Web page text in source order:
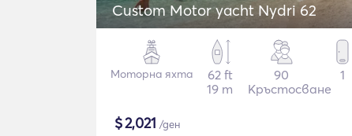
Custom Motor yacht Nydri 62
Моторна яхта
62 ft
19 m
90
Кръстосване
1
$2,021 /ден